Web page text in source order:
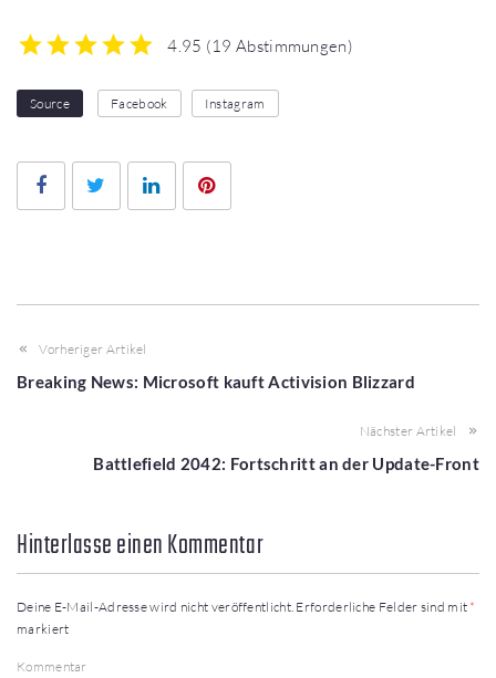
4.95 (19 Abstimmungen)
Source Facebook Instagram
FacebookTwitter LinkedIn
Vorheriger Artikel
Breaking News: Microsoft kauft Activision Blizzard
Nächster Artikel
Battlefield 2042: Fortschritt an der Update-Front
Hinterlasse einen Kommentar
Deine E-Mail-Adresse wird nicht veröffentlicht. Erforderliche Felder sind mit *
markiert
Kommentar